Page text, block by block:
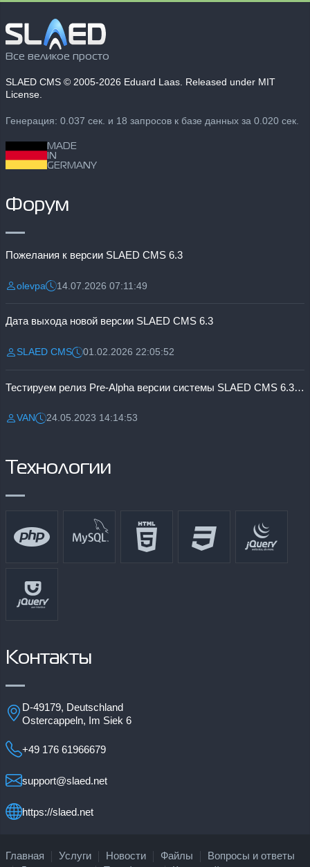
Все великое просто
SLAED CMS © 2005-2026 Eduard Laas. Released under MIT
License.
Генерация: 0.037 сек. и 18 запросов к базе данных за 0.020 сек.
MADE
IN
GERMANY
Форум
Пожелания к версии SLAED CMS 6.3
Разместил:
olevpaДата:14.07.2026 07:11:49
Дата выхода новой версии SLAED CMS 6.3
Разместил:
SLAED CMSДата:01.02.2026 22:05:52
Тестируем релиз Pre-Alpha версии системы SLAED CMS 6.3 Pro
Разместил:
VANДата:24.05.2023 14:14:53
Технологии
Контакты
D-49179, Deutschland
Ostercappeln, Im Siek 6
+49 176 61966679
support@slaed.net
https://slaed.net
Главная Услуги Новости Файлы
Вопросы и ответы